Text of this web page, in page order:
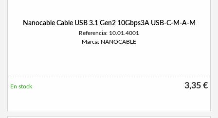
Nanocable Cable USB 3.1 Gen2 10Gbps3A USB-C-M-A-M
Referencia: 10.01.4001
Marca: NANOCABLE
3,35 €
En stock